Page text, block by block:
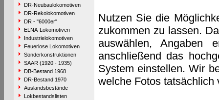
DR-Neubaulokomotiven
DR-Rekolokomotiven
DR - "6000er"
ELNA-Lokomotiven
Industrielokomotiven
Feuerlose Lokomotiven
Sonderkonstruktionen
SAAR (1920 - 1935)
DB-Bestand 1968
DR-Bestand 1970
Auslandsbestände
Lokbestandslisten
Nutzen Sie die
zukommen zu lassen.
auswählen, Angaben
anschließend das
System einstellen. Wir
welche Fotos tatsächlich